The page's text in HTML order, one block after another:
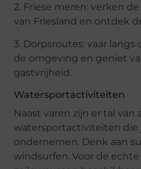
2. Friese meren: verken
van Friesland en ontdek
3. Dorpsroutes: vaar
de omgeving en geniet
gastvrijheid.
Watersportactiviteiten
Naast varen zijn er tal van
watersportactiviteiten die
ondernemen. Denk aan
windsurfen. Voor de